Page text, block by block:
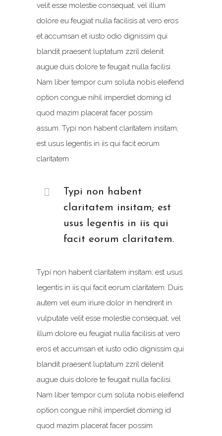
velit esse molestie consequat, vel illum
dolore eu feugiat nulla facilisis at vero eros
et accumsan et iusto odio dignissim qui
blandit praesent luptatum zzril delenit
augue duis dolore te feugait nulla facilisi.
Nam liber tempor cum soluta nobis eleifend
option congue nihil imperdiet doming id
quod mazim placerat facer possim
assum. Typi non habent claritatem insitam;
est usus legentis in iis qui facit eorum
claritatem.
Typi non habent
claritatem insitam; est
usus legentis in iis qui
facit eorum claritatem.
Typi non habent claritatem insitam; est usus
legentis in iis qui facit eorum claritatem. Duis
autem vel eum iriure dolor in hendrerit in
vulputate velit esse molestie consequat, vel
illum dolore eu feugiat nulla facilisis at vero
eros et accumsan et iusto odio dignissim qui
blandit praesent luptatum zzril delenit
augue duis dolore te feugait nulla facilisi.
Nam liber tempor cum soluta nobis eleifend
option congue nihil imperdiet doming id
quod mazim placerat facer possim